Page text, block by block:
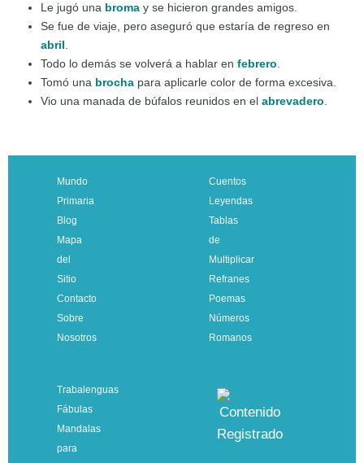
Le jugó una broma y se hicieron grandes amigos.
Se fue de viaje, pero aseguró que estaría de regreso en
abril.
Todo lo demás se volverá a hablar en febrero.
Tomó una brocha para aplicarle color de forma excesiva.
Vio una manada de búfalos reunidos en el abrevadero.
Mundo
Primaria
Blog
Mapa
del
Sitio
Contacto
Sobre
Nosotros
Cuentos
Leyendas
Tablas
de
Multiplicar
Refranes
Poemas
Números
Romanos
Trabalenguas
Fábulas
Mandalas
para